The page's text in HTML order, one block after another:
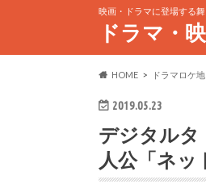
映画・ドラマに登場する
ドラマ・
HOME ドラマロケ地
2019.05.23
デジタルタ
人公「ネッ